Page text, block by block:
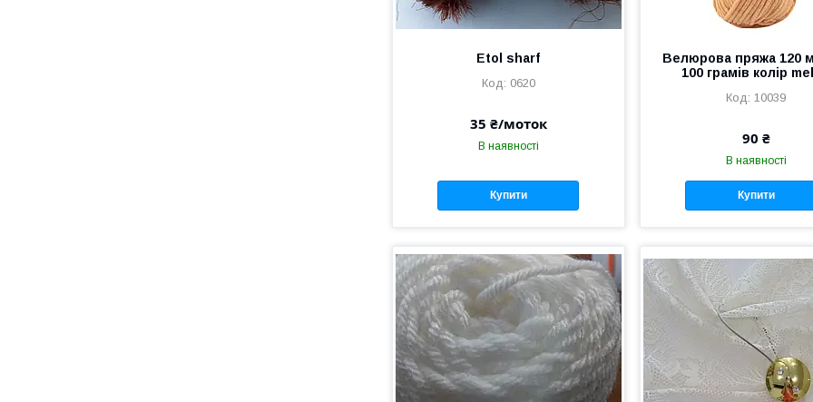
Etol sharf
0620
35 ₴/моток
В наявності
Купити
Велюрова пряжа 120
100 грамів колір
10039
90 ₴
В наявності
Купити